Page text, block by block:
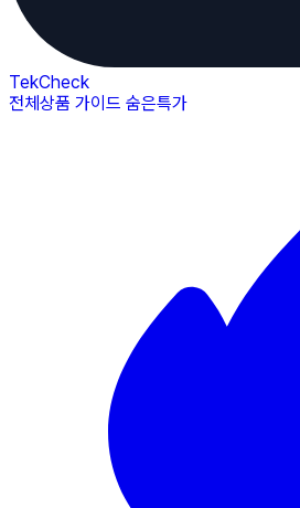
TekCheck
전체상품 가이드 숨은특가